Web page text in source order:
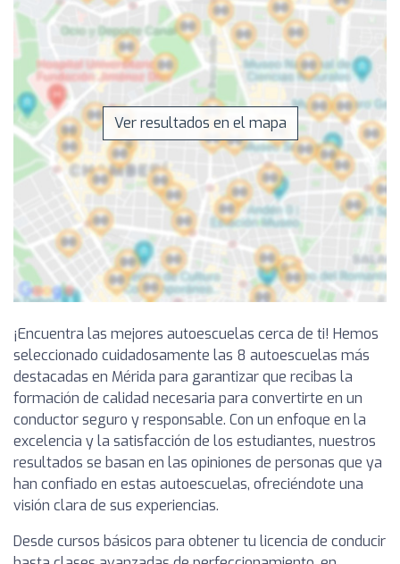
Ver resultados en el mapa
¡Encuentra las mejores autoescuelas cerca de ti! Hemos
seleccionado cuidadosamente las 8 autoescuelas más
destacadas en Mérida para garantizar que recibas la
formación de calidad necesaria para convertirte en un
conductor seguro y responsable. Con un enfoque en la
excelencia y la satisfacción de los estudiantes, nuestros
resultados se basan en las opiniones de personas que ya
han confiado en estas autoescuelas, ofreciéndote una
visión clara de sus experiencias.
Desde cursos básicos para obtener tu licencia de conducir